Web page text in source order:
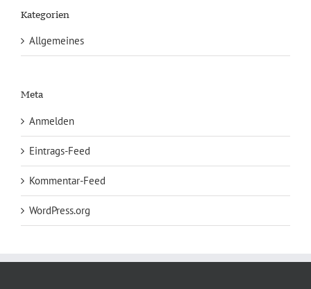
Kategorien
Allgemeines
Meta
Anmelden
Eintrags-Feed
Kommentar-Feed
WordPress.org